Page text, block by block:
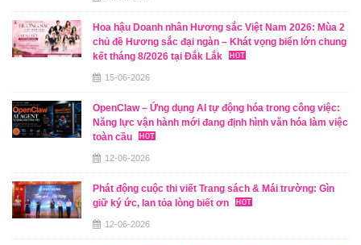
Hoa hậu Doanh nhân Hương sắc Việt Nam 2026: Mùa 2
chủ đề Hương sắc đại ngàn – Khát vọng biển lớn chung
kết tháng 8/2026 tại Đắk Lắk
15-06-2026
OpenClaw – Ứng dụng AI tự động hóa trong công việc:
Năng lực vận hành mới đang định hình văn hóa làm việc
toàn cầu
12-06-2026
Phát động cuộc thi viết Trang sách & Mái trường: Gìn
giữ ký ức, lan tỏa lòng biết ơn
12-06-2026